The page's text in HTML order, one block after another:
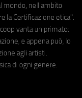
mondo, nell'ambito
la Certificazione etica".
vanta un primato:
e appena può, lo
agli artisti.
di ogni genere.